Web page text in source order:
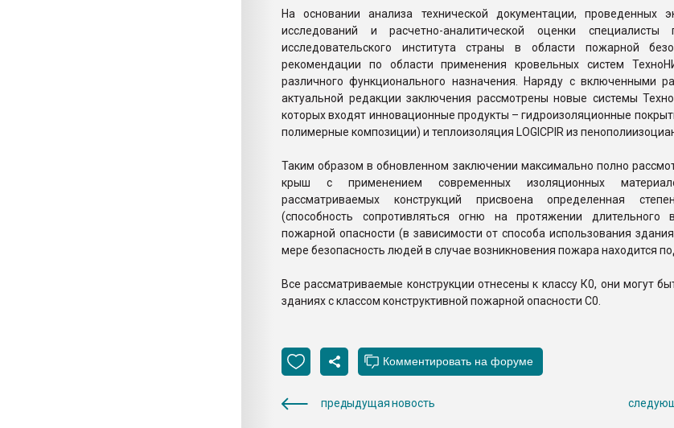
На основании анализа технической документации, проведенных
исследований и расчетно-аналитической оценки специалисты
исследовательского института страны в области пожарной
рекомендации по области применения кровельных систем
различного функционального назначения. Наряду с включенными
актуальной редакции заключения рассмотрены новые системы
которых входят инновационные продукты – гидроизоляционные
полимерные композиции) и теплоизоляция LOGICPIR из
Таким образом в обновленном заключении максимально полно
крыш с применением современных изоляционных
рассматриваемых конструкций присвоена определенная
(способность сопротивляться огню на протяжении длительного
пожарной опасности (в зависимости от способа использования
мере безопасность людей в случае возникновения пожара находится
Все рассматриваемые конструкции отнесены к классу К0, они могут
зданиях с классом конструктивной пожарной опасности С0.
предыдущая новость